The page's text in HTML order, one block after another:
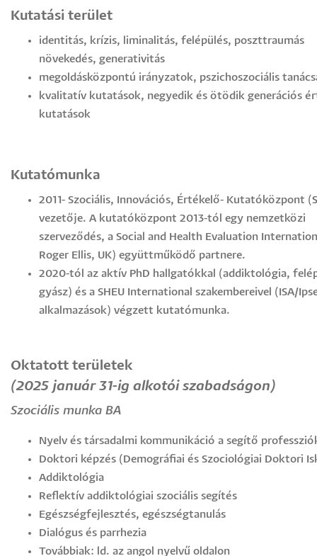
Kutatási terület
identitás, krízis, liminalitás, felépülés, poszttraumás
növekedés, generativitás
megoldásközpontú irányzatok, pszichoszociális
kvalitatív kutatások, negyedik és ötödik generációs
kutatások
Kutatómunka
2011- Szociális, Innovációs, Értékelő- Kutatóközpont (
vezetője. A kutatóközpont 2013-tól egy nemzetközi
szerveződés, a Social and Health Evaluation
Roger Ellis, UK) együttműködő partnere.
2020-tól az aktív PhD hallgatókkal (addiktológia,
gyász) és a SHEU International szakembereivel (ISA/
alkalmazások) végzett kutatómunka.
Oktatott területek
(2025 január 31-ig alkotói szabadságon)
Szociális munka BA
Nyelv és társadalmi kommunikáció a segítő
Doktori képzés (Demográfiai és Szociológiai Doktori
Addiktológia
Reflektív addiktológiai szociális segítés
Egészségfejlesztés, egészségtanulás
Dialógus és parrhezia
Továbbiak: ld. az angol nyelvű oldalon